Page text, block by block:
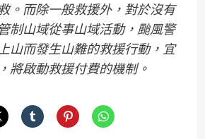
。而除一般救援外，對於沒有
制山域從事山域活動，颱風警
山而發生山難的救援行動，宜
將啟動救援付費的機制。